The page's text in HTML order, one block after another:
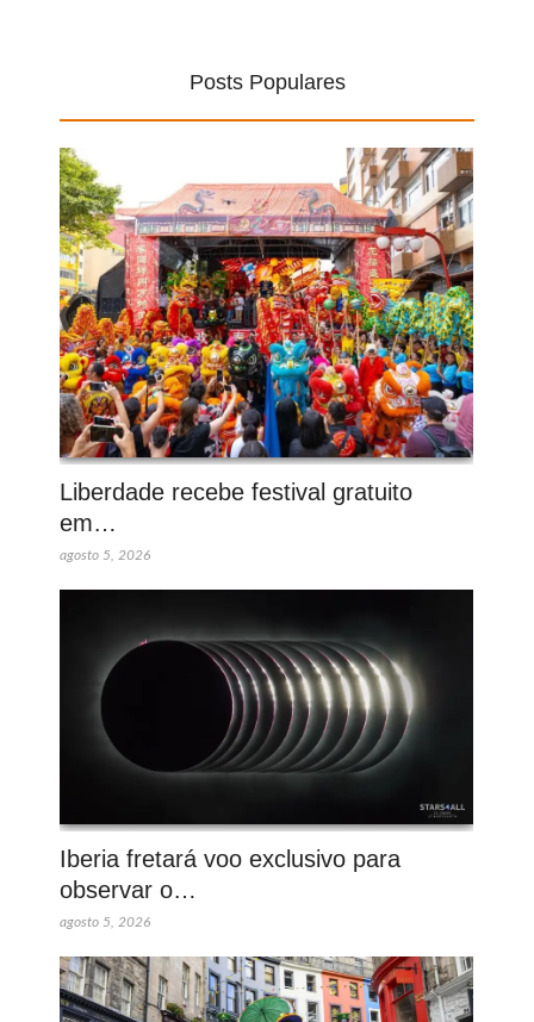
Posts Populares
Liberdade recebe festival gratuito
em…
agosto 5, 2026
Iberia fretará voo exclusivo para
observar o…
agosto 5, 2026